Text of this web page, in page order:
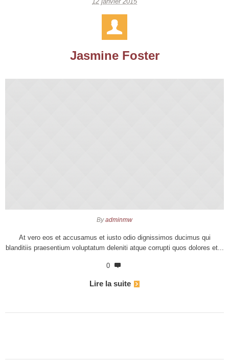
Jasmine Foster
Byadminmw
At vero eos et accusamus et iusto odio dignissimos ducimus qui
blanditiis praesentium voluptatum deleniti atque corrupti quos dolores et...
0
Lire la suite